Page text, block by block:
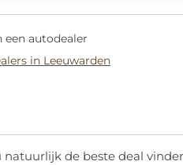
autodealer
in Leeuwarden
de beste deal